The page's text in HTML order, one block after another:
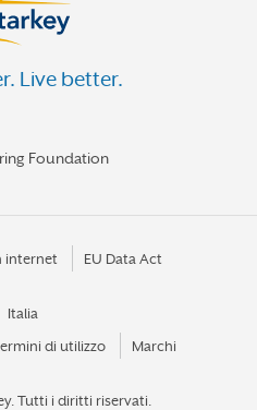
Live better.
Foundation
internet EU Data Act
Italia
di utilizzo
Marchi
Tutti i diritti riservati.